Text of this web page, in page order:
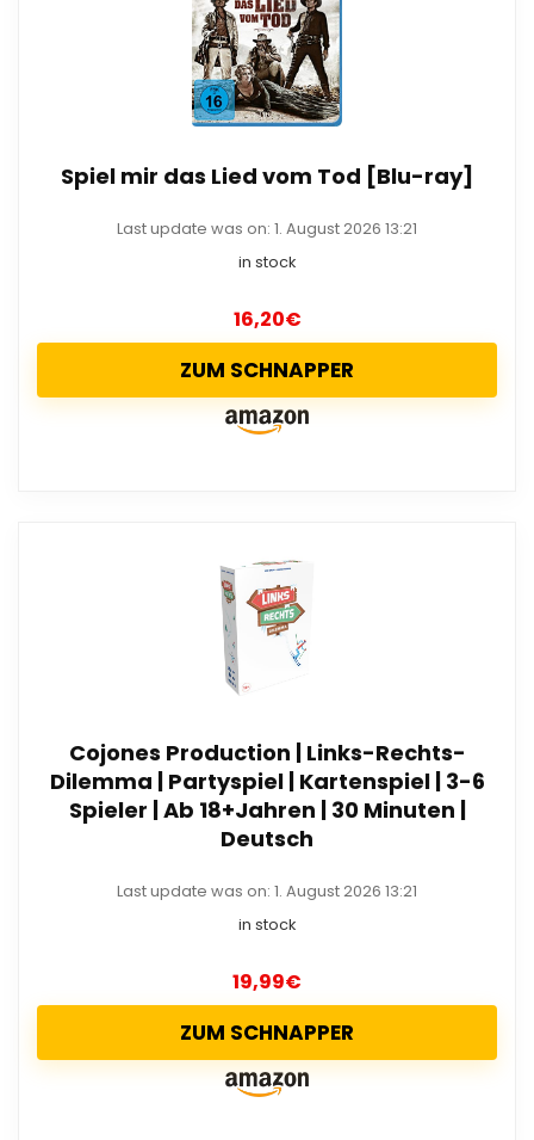
Spiel mir das Lied vom Tod [Blu-ray]
Last update was on: 1. August 2026 13:21
in stock
16,20€
ZUM SCHNAPPER
Cojones Production | Links-Rechts-
Dilemma | Partyspiel | Kartenspiel | 3-6
Spieler | Ab 18+Jahren | 30 Minuten |
Deutsch
Last update was on: 1. August 2026 13:21
in stock
19,99€
ZUM SCHNAPPER